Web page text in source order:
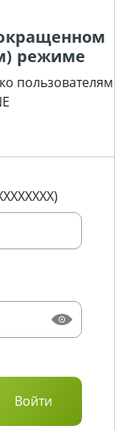
режиме
пользователям